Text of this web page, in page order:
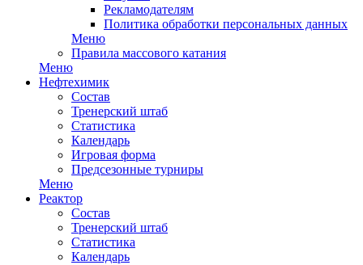
Рекламодателям
Политика обработки персональных данных
Меню
Правила массового катания
Меню
Нефтехимик
Состав
Тренерский штаб
Статистика
Календарь
Игровая форма
Предсезонные турниры
Меню
Реактор
Состав
Тренерский штаб
Статистика
Календарь